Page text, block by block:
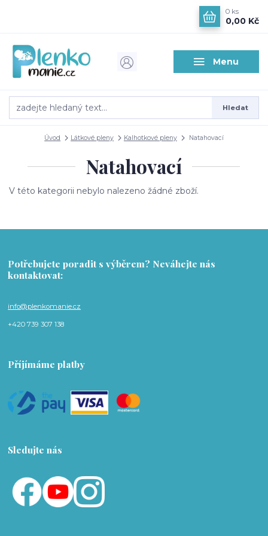
Menu
Hledat
0 ks
0,00 Kč
Úvod Látkové pleny Kalhotkové pleny Natahovací
Natahovací
V této kategorii nebylo nalezeno žádné zboží.
Potřebujete poradit s výběrem? Neváhejte nás
kontaktovat:
info@plenkomanie.cz
+420 739 307 138
Příjímáme platby
Sledujte nás